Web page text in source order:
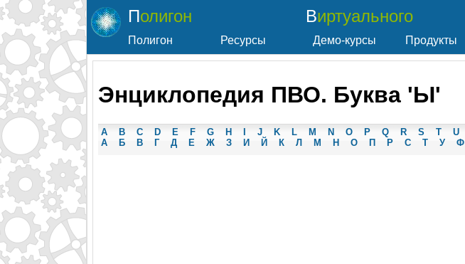
Полигон Виртуального
Полигон Ресурсы Демо-курсы Продукты
Энциклопедия ПВО. Буква 'Ы'
A B C D E F G H J K L M N O P Q R S T U
А
Б В Г Д Е Ж З И Й К Л М Н О П Р С Т У Ф